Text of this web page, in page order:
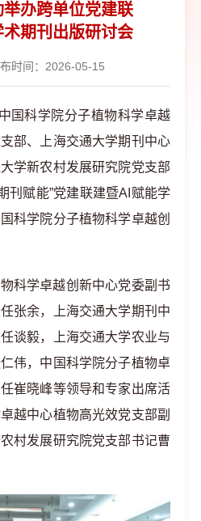
办跨单位党建联
期刊出版研讨会
时间：2026-05-15
国科学院分子植物科学卓越
部、上海交通大学期刊中心
学新农村发展研究院党支部
刊赋能”党建联建暨AI赋能学
科学院分子植物科学卓越创
科学卓越创新中心党委副书
张余，上海交通大学期刊中
谈毅，上海交通大学农业与
伟，中国科学院分子植物卓
崔晓峰等领导和专家出席活
越中心植物高光效党支部副
村发展研究院党支部书记曹